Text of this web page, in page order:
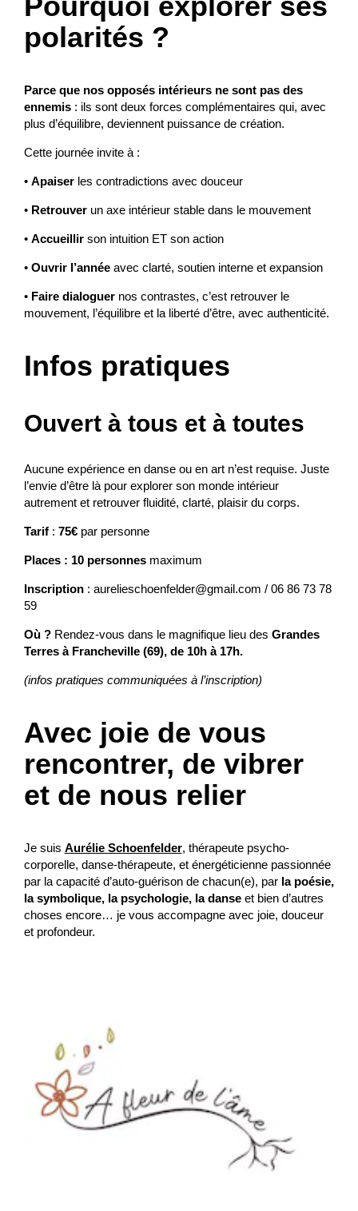
polarités ?
Parce que nos opposés intérieurs ne sont pas des
ennemis: ils sont deux forces complémentaires qui, avec
plus d’équilibre, deviennent puissance de création.
Cette journée invite à :
• Apaiserles contradictions avec douceur
• Retrouverun axe intérieur stable dans le mouvement
• Accueillirson intuition ET son action
• Ouvrir l’annéeavec clarté, soutien interne et expansion
•Faire dialoguernos contrastes, c’est retrouver le
mouvement, l’équilibre et la liberté d’être, avec authenticité.
Infos pratiques
Ouvert à tous et à toutes
Aucune expérience en danse ou en art n’est requise. Juste
l’envie d’être là pour explorer son monde intérieur
autrement et retrouver fluidité, clarté, plaisir du corps.
Tarif: 75€ par personne
Places : 10 personnesmaximum
Inscription: aurelieschoenfelder@gmail.com / 06 86 73 78
59
Où ?Rendez-vous dans le magnifique lieu des Grandes
Terres à Francheville (69), de 10h à 17h.
(infos pratiques communiquées à l’inscription)
Avec joie de vous
rencontrer, de vibrer
et de nous relier
Je suis Aurélie Schoenfelder, thérapeute psycho-
corporelle, danse-thérapeute, et énergéticienne passionnée
par la capacité d’auto-guérison de chacun(e), parla poésie,
la symbolique, la psychologie, la danseet bien d’autres
choses encore… je vous accompagne avec joie, douceur
et profondeur.